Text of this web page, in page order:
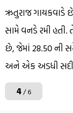
ઋતુરાજ ગાયકવાડે
સામે વનડે રમી
છે, જેમાં 28.50 ની
અને એક અડધી
4/ 6